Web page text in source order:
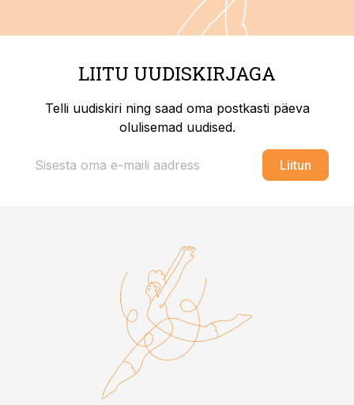
LIITU UUDISKIRJAGA
Telli uudiskiri ning saad oma postkasti päeva
olulisemad uudised.
Liitun